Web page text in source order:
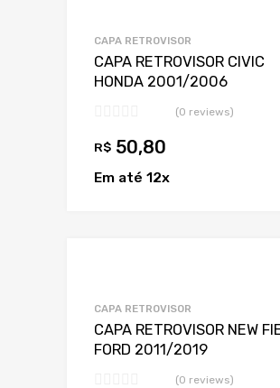
CAPA RETROVISOR
CAPA RETROVISOR CIVIC
HONDA 2001/2006
(0 reviews)
R$ 50,80
Em até 12x
CAPA RETROVISOR
CAPA RETROVISOR NEW
FORD 2011/2019
(0 reviews)